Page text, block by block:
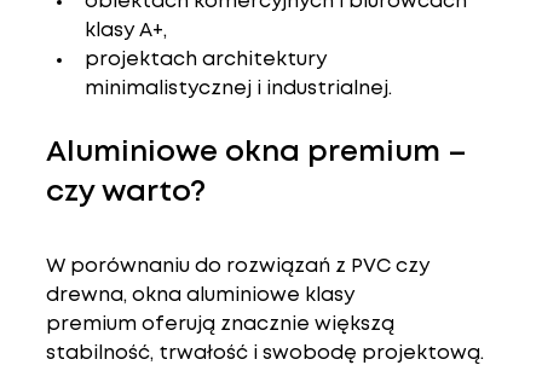
klasy A+,
projektach architektury
minimalistycznej i industrialnej.
Aluminiowe okna premium –
czy warto?
W porównaniu do rozwiązań z PVC czy
drewna, okna aluminiowe klasy
premium oferują znacznie większą
stabilność, trwałość i swobodę projektową.